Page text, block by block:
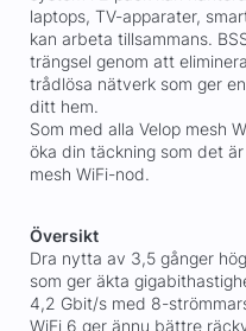
laptops, TV-apparater,
kan arbeta tillsammans.
trängsel genom att
trådlösa nätverk som ger
ditt hem.
Som med alla Velop mesh
öka din täckning som det
mesh WiFi-nod.
Översikt
Dra nytta av 3,5 gånger
som ger äkta
4,2 Gbit/s med 8-
WiFi 6 ger ännu bättre